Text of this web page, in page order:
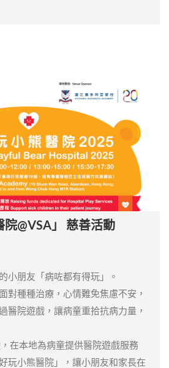
院@VSA」 慈善活動
小朋友「病咗都有得玩」。
對種種治療，心情難免焦慮不安，
醫院遊戲，讓病童重拾抗病力量，
在本地為病童提供醫院遊戲服務
玩小熊醫院」，讓小朋友和家長在